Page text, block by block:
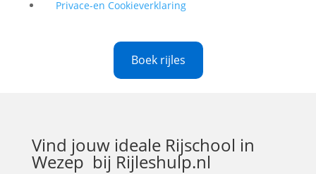
Privace-en Cookieverklaring
Boek rijles
Vind jouw ideale Rijschool in
Wezep bij Rijleshulp.nl